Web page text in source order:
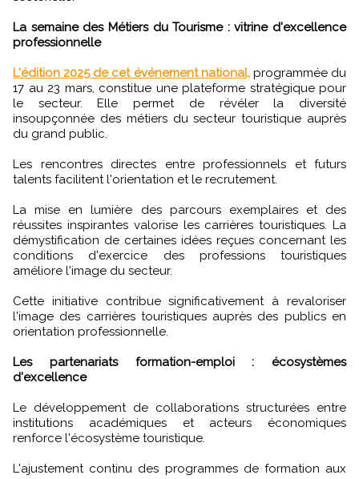
La semaine des Métiers du Tourisme : vitrine d'excellence
professionnelle
L'édition 2025 de cet événement national,programmée du
17 au 23 mars, constitue une plateforme stratégique pour
le secteur. Elle permet de révéler la diversité
insoupçonnée des métiers du secteur touristique auprès
du grand public.
Les rencontres directes entre professionnels et futurs
talents facilitent l'orientation et le recrutement.
La mise en lumière des parcours exemplaires et des
réussites inspirantes valorise les carrières touristiques. La
démystification de certaines idées reçues concernant les
conditions d'exercice des professions touristiques
améliore l'image du secteur.
Cette initiative contribue significativement à revaloriser
l'image des carrières touristiques auprès des publics en
orientation professionnelle.
Les partenariats formation-emploi : écosystèmes
d'excellence
Le développement de collaborations structurées entre
institutions académiques et acteurs économiques
renforce l'écosystème touristique.
L'ajustement continu des programmes de formation aux